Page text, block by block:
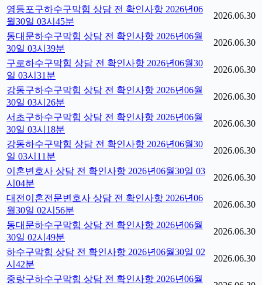
영등포구하수구막힘 상담 전 확인사항 2026년06
월30일 03시45분
2026.06.30
동대문하수구막힘 상담 전 확인사항 2026년06월
30일 03시39분
2026.06.30
구로하수구막힘 상담 전 확인사항 2026년06월30
일 03시31분
2026.06.30
강동구하수구막힘 상담 전 확인사항 2026년06월
30일 03시26분
2026.06.30
서초구하수구막힘 상담 전 확인사항 2026년06월
30일 03시18분
2026.06.30
강동하수구막힘 상담 전 확인사항 2026년06월30
일 03시11분
2026.06.30
이혼변호사 상담 전 확인사항 2026년06월30일 03
시04분
2026.06.30
대전이혼전문변호사 상담 전 확인사항 2026년06
월30일 02시56분
2026.06.30
동대문하수구막힘 상담 전 확인사항 2026년06월
30일 02시49분
2026.06.30
하수구막힘 상담 전 확인사항 2026년06월30일 02
시42분
2026.06.30
중랑구하수구막힘 상담 전 확인사항 2026년06월